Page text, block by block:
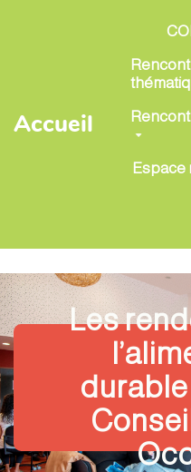
Aller au contenu
Accueil
Espace
Les
durable